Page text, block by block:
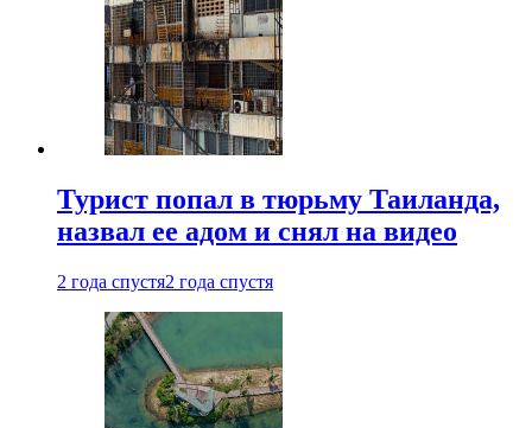
Турист попал в тюрьму Таиланда,
назвал ее адом и снял на видео
2 года спустя2 года спустя